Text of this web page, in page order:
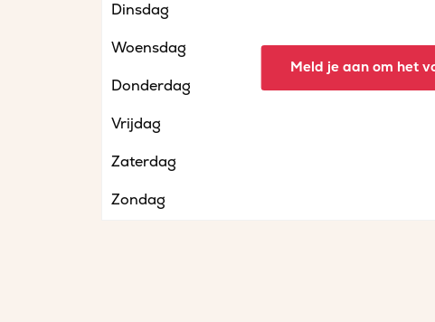
Dinsdag
Woensdag
Donderdag
Vrijdag
Zaterdag
Zondag
Meld je aan om het